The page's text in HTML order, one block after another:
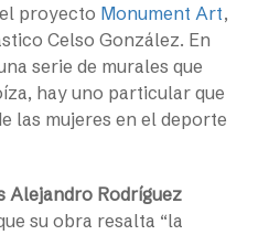
proyecto Monument Art,
Celso González. En
serie de murales que
hay uno particular que
las mujeres en el deporte
Alejandro Rodríguez
su obra resalta “la